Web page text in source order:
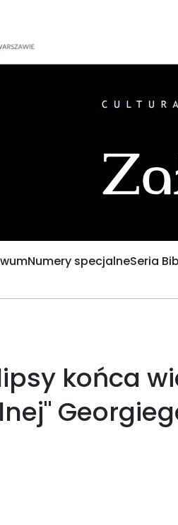
Numery specjalneSeria
końca